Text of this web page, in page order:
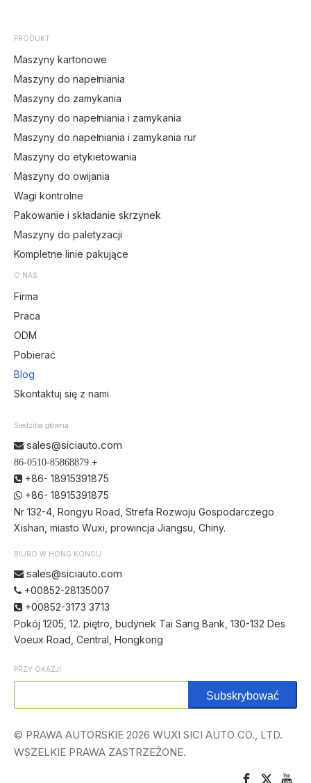
PRODUKT
Maszyny kartonowe
Maszyny do napełniania
Maszyny do zamykania
Maszyny do napełniania i zamykania
Maszyny do napełniania i zamykania rur
Maszyny do etykietowania
Maszyny do owijania
Wagi kontrolne
Pakowanie i składanie skrzynek
Maszyny do paletyzacji
Kompletne linie pakujące
O NAS
Firma
Praca
ODM
Pobierać
Blog
Skontaktuj się z nami
Siedziba główna
 sales@siciauto.com
86-0510-85868879 +
 +86- 18915391875
 +86- 18915391875
Nr 132-4, Rongyu Road, Strefa Rozwoju Gospodarczego
Xishan, miasto Wuxi, prowincja Jiangsu, Chiny.
BIURO W HONG KONGU
 sales@siciauto.com
 +00852-28135007
 +00852-3173 3713
Pokój 1205, 12. piętro, budynek Tai Sang Bank, 130-132 Des
Voeux Road, Central, Hongkong
PRZY OKAZJI
Subskrybować
© PRAWA AUTORSKIE 2026 WUXI SICI AUTO CO., LTD.
WSZELKIE PRAWA ZASTRZEŻONE.